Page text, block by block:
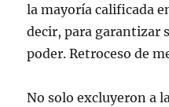
la mayoría calificada
decir, para garantizar
poder. Retroceso de
No solo excluyeron a